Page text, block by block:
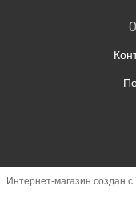
Интернет-магазин создан